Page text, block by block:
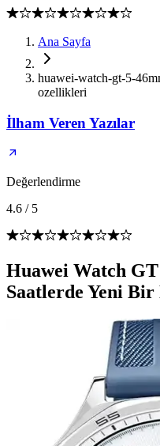
Ana Sayfa
huawei-watch-gt-5-
ozellikleri
İlham Veren Yazılar
Değerlendirme
4.6 / 5
Huawei Watch
Saatlerde Yeni Bir